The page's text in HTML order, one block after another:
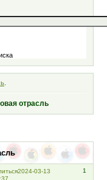
.
отрасль
1
2024-03-13